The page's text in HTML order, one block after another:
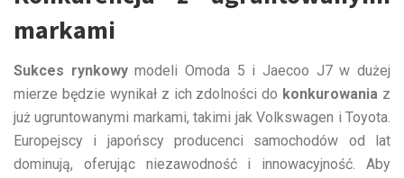
markami
Sukces rynkowymodeli Omoda 5 i Jaecoo J7 w dużej
mierze będzie wynikał z ich zdolności do konkurowania z
już ugruntowanymi markami, takimi jak Volkswagen i Toyota.
Europejscy i japońscy producenci samochodów od lat
dominują, oferując niezawodność i innowacyjność. Aby